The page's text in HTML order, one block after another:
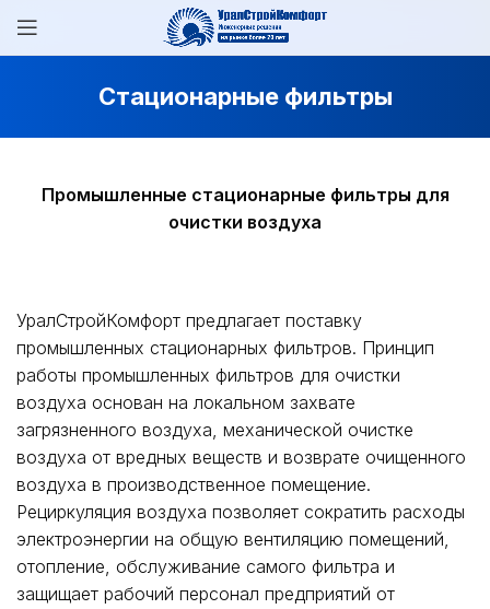
Стационарные фильтры
Промышленные стационарные фильтры для
очистки воздуха
УралСтройКомфорт предлагает поставку
промышленных стационарных фильтров. Принцип
работы промышленных фильтров для очистки
воздуха основан на локальном захвате
загрязненного воздуха, механической очистке
воздуха от вредных веществ и возврате очищенного
воздуха в производственное помещение.
Рециркуляция воздуха позволяет сократить расходы
электроэнергии на общую вентиляцию помещений,
отопление, обслуживание самого фильтра и
защищает рабочий персонал предприятий от